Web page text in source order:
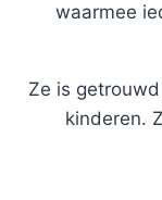
waarmee
Ze is
kinderen.